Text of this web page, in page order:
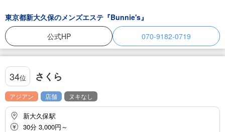
東京都新大久保のメンズエステ『Bunnie's』
公式HP
070-9182-0719
34位 さくら
アジアン 店舗 ヌキなし
新大久保駅
30分 3,000円～